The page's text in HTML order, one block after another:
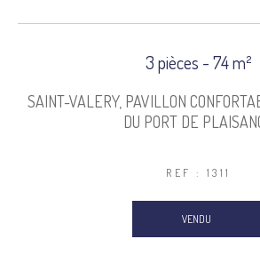
3 pièces - 74 m²
SAINT-VALERY, PAVILLON
DU PORT DE
REF : 1311
VENDU